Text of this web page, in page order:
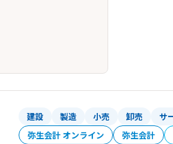
建設 製造 小売 卸売 サ
弥生会計 オンライン 弥生会計